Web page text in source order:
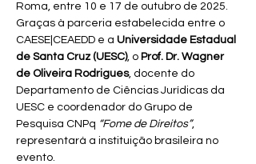
Roma, entre 10 e 17 de outubro de 2025.
Graças à parceria estabelecida entre o
CAESE|CEAEDD e a Universidade Estadual
de Santa Cruz (UESC), o Prof. Dr. Wagner
de Oliveira Rodrigues, docente do
Departamento de Ciências Jurídicas da
UESC e coordenador do Grupo de
Pesquisa CNPq “Fome de Direitos”,
representará a instituição brasileira no
evento.